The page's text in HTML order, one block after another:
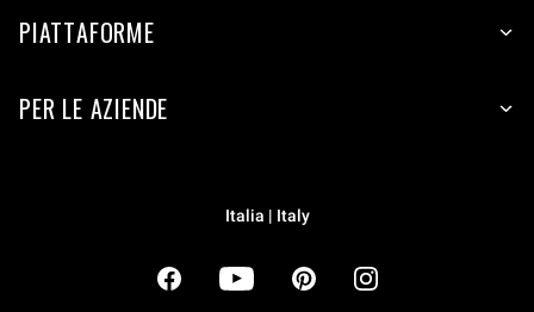
PIATTAFORME
PER LE AZIENDE
Italia | Italy